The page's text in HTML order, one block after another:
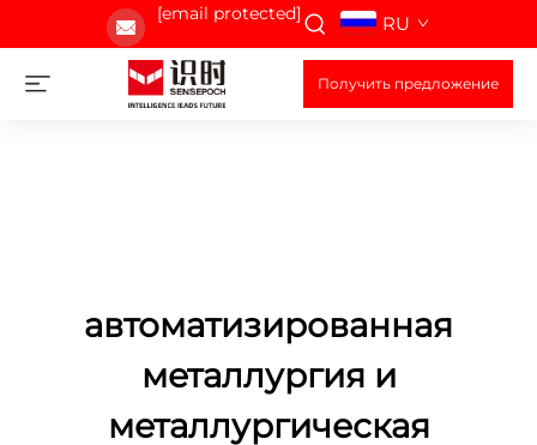
[email protected] RU
Получить предложение
автоматизированная
металлургия и
металлургическая